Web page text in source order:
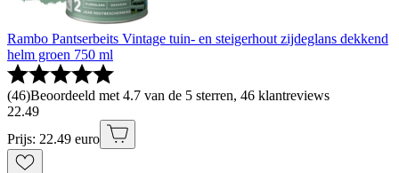
Rambo Pantserbeits Vintage tuin- en steigerhout zijdeglans dekkend
helm groen 750 ml
(46)Beoordeeld met 4.7 van de 5 sterren, 46 klantreviews
22.49
Prijs: 22.49 euro